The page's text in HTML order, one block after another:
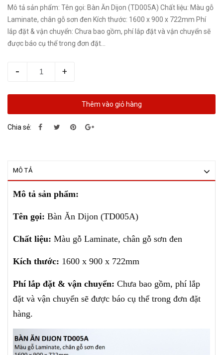
Mô tả sản phẩm: Tên gọi: Bàn Ăn Dijon (TD005A) Chất liệu: Màu gỗ
Laminate, chân gỗ sơn đen Kích thước: 1600 x 900 x 722mm Phí
lắp đặt & vận chuyển: Chưa bao gồm, phí lắp đặt và vận chuyển sẽ
được báo cụ thể trong đơn đặt...
- +
Thêm vào giỏ hàng
Chia sẻ:
MÔ TẢ
Mô tả sản phẩm:
Tên gọi: Bàn Ăn Dijon (TD005A)
Chất liệu: Màu gỗ Laminate, chân gỗ sơn đen
Kích thước: 1600 x 900 x 722mm
Phí lắp đặt & vận chuyển: Chưa bao gồm, phí lắp
đặt và vận chuyển sẽ được báo cụ thể trong đơn đặt
hàng.